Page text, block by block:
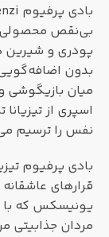
بی‌نقص محصولی
پودری و شیرین
بدون
میان بازیگوشی
اسپری از
نفس را ترسیم
بادی پرفیوم
قرارهای
یونیسکس که با
مردان جذابیتی